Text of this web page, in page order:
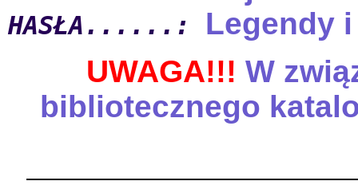
HASŁA......: Legendy
UWAGA!!! W
bibliotecznego